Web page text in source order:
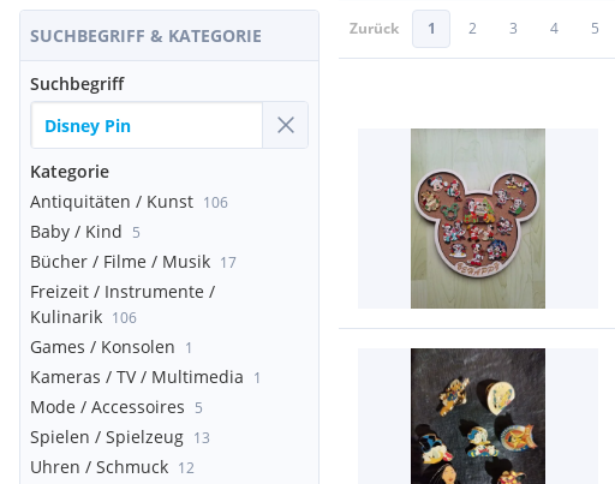
SUCHBEGRIFF & KATEGORIE
Suchbegriff
Kategorie
Antiquitäten / Kunst 106
Baby / Kind 5
Bücher / Filme / Musik 17
Freizeit / Instrumente /
Kulinarik 106
Games / Konsolen 1
Kameras / TV / Multimedia 1
Mode / Accessoires 5
Spielen / Spielzeug 13
Uhren / Schmuck 12
Zurück 1 2 3 4 5